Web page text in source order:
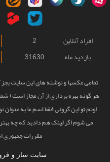
افراد آنلاین 2
بازدید ماه
31630
تمامی عکسها و نوشته های این سایت
هر گونه بهره برداری از آن مجاز است (
اونم تو این گرونی فقط اسم ما به
می شوم اگر لینک هم دادید که چه
مقررات جمهوری
سایت ساز و